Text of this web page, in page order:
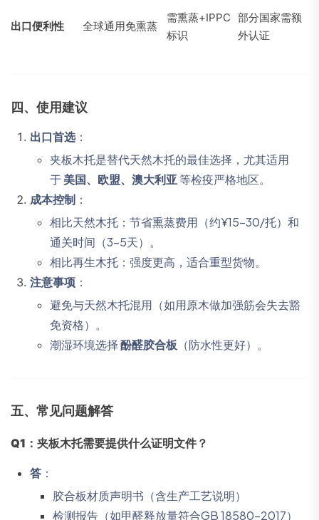
出口便利性 全球通用免熏蒸
需熏蒸+IPPC
标识
部分国家需额
外认证
四、使用建议
出口首选：
夹板木托是替代天然木托的最佳选择，尤其适用
于美国、欧盟、澳大利亚等检疫严格地区。
成本控制 ：
相比天然木托：节省熏蒸费用（约¥15-30/托）和
通关时间（3-5天）。
相比再生木托：强度更高，适合重型货物。
注意事项 ：
避免与天然木托混用（如用原木做加强筋会失去豁
免资格）。
潮湿环境选择酚醛胶合板 （防水性更好）。
五、常见问题解答
Q1：夹板木托需要提供什么证明文件？
答 ：
胶合板材质声明书（含生产工艺说明）
检测报告（如甲醛释放量符合GB 18580-2017）